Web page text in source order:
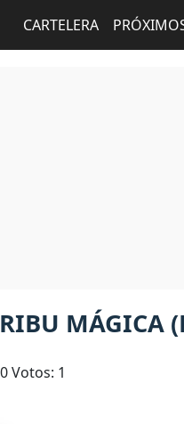
CARTELERA
MÁGICA
Votos: 1